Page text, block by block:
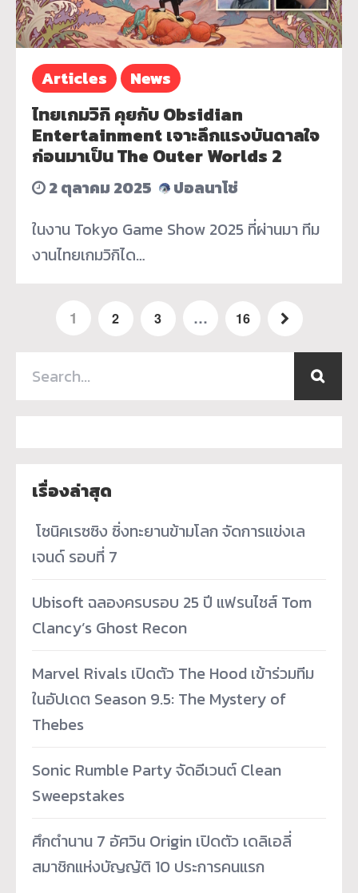
Articles News
ไทยเกมวิกิ คุยกับ Obsidian
Entertainment เจาะลึกแรงบันดาลใจ
ก่อนมาเป็น The Outer Worlds 2
2 ตุลาคม 2025
ปอลนาโช่
ในงาน Tokyo Game Show 2025 ที่ผ่านมา ทีม
งานไทยเกมวิกิได…
1 2 3 … 16
เรื่องล่าสุด
­ โซนิคเรซซิง ซิ่งทะยานข้ามโลก จัดการแข่งเล
เจนด์ รอบที่ 7
Ubisoft ฉลองครบรอบ 25 ปี แฟรนไชส์ Tom
Clancy’s Ghost Recon
Marvel Rivals เปิดตัว The Hood เข้าร่วมทีม
ในอัปเดต Season 9.5: The Mystery of
Thebes
Sonic Rumble Party จัดอีเวนต์ Clean
Sweepstakes
ศึกตำนาน 7 อัศวิน Origin เปิดตัว เดลิเอลี่
สมาชิกแห่งบัญญัติ 10 ประการคนแรก